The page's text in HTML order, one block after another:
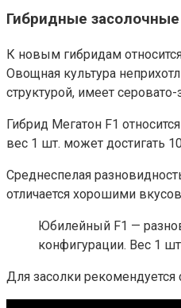
Гибридные
К новым гибридам
Овощная культура
структурой, имеет
Гибрид Мегатон F1
вес 1 шт. может достигать
Среднеспелая
отличается хорошими
Юбилейный F1 —
конфигурации. Вес 1
Для засолки